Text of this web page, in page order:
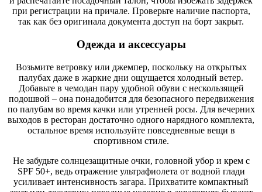
при регистрации на причале. Проверьте наличие паспорта,
так как без оригинала документа доступ на борт закрыт.
Одежда и аксессуары
Возьмите ветровку или джемпер, поскольку на открытых
палубах даже в жаркие дни ощущается холодный ветер.
Добавьте в чемодан пару удобной обуви с нескользящей
подошвой – она понадобится для безопасного передвижения
по палубам во время качки или утренней росы. Для вечерних
выходов в ресторан достаточно одного нарядного комплекта,
остальное время используйте повседневные вещи в
спортивном стиле.
Не забудьте солнцезащитные очки, головной убор и крем с
SPF 50+, ведь отражение ультрафиолета от водной глади
усиливает интенсивность загара. Прихватите компактный